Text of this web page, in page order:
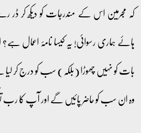
کہ مجرمین اس کے مندرجات کو دیکھ کر ڈر
ہائے ہماری رسوائی! یہ کیسا نامۂ اعمال
بات کو نہیں چھوڑا (بلکہ) سب کو درج کر لیا
وہ ان سب کو حاضر پائیں گے اور آپ کا رب تو